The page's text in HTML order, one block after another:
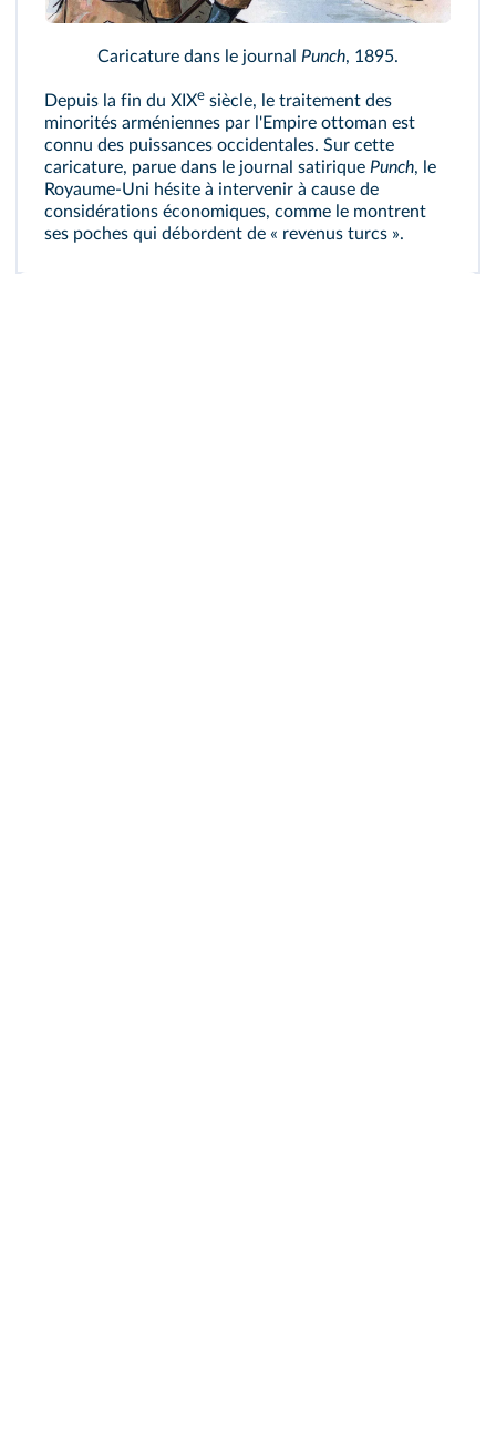
Caricature dans le journal Punch, 1895.
Depuis la fin du XIXe siècle, le traitement des
minorités arméniennes par l'Empire ottoman est
connu des puissances occidentales. Sur cette
caricature, parue dans le journal satirique Punch, le
Royaume‑Uni hésite à intervenir à cause de
considérations économiques, comme le montrent
ses poches qui débordent de « revenus turcs ».